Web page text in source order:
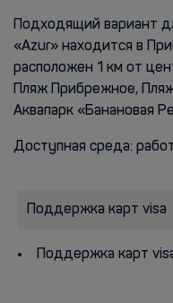
Подходящий вариант
«Azur» находится в
расположен 1 км от
Пляж Прибрежное,
Аквапарк «Банановая
Доступная среда:
Поддержка карт visa
Поддержка карт